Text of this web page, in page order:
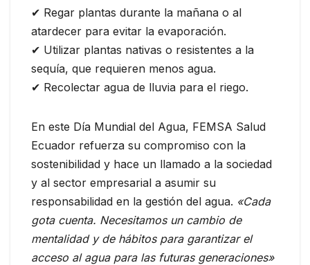
✔ Regar plantas durante la mañana o al
atardecer para evitar la evaporación.
✔ Utilizar plantas nativas o resistentes a la
sequía, que requieren menos agua.
✔ Recolectar agua de lluvia para el riego.
En este Día Mundial del Agua, FEMSA Salud
Ecuador refuerza su compromiso con la
sostenibilidad y hace un llamado a la sociedad
y al sector empresarial a asumir su
responsabilidad en la gestión del agua. «Cada
gota cuenta. Necesitamos un cambio de
mentalidad y de hábitos para garantizar el
acceso al agua para las futuras generaciones»